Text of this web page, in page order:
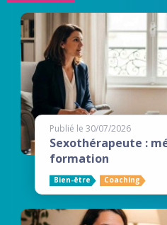
Publié le 30/07/2026
Sexothérapeute :
formation
Bien-être Coaching